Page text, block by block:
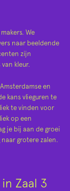
We
naar beeldende
zijn
kleur.
en
kans vlieguren te
te vinden voor
op een
je bij aan de groei
grotere zalen.
Zaal 3